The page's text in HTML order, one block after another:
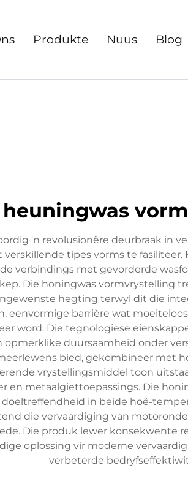
Produkte Nuus Blog
heuningwas
'n revolusionêre deurbraak in
tipes vorms te
verbindings met gevorderde
Die honingwas vormvrystelling
hegting terwyl dit die
eenvormige barrière wat
word. Die tegnologiese
duursaamheid onder
bied, gekombineer met
vrystellingsmiddel toon
en metaalgiettoepassings. Die
in beide hoë-
die vervaardiging van
Die produk lewer konsekwente
oplossing vir moderne
verbeterde